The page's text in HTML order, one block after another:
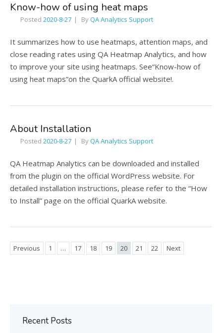
Know-how of using heat maps
Posted 2020-8-27 ByQA Analytics Support
It summarizes how to use heatmaps, attention maps, and
close reading rates using QA Heatmap Analytics, and how
to improve your site using heatmaps. See“Know-how of
using heat maps”on the QuarkA official website!.
About Installation
Posted 2020-8-27 ByQA Analytics Support
QA Heatmap Analytics can be downloaded and installed
from the plugin on the official WordPress website. For
detailed installation instructions, please refer to the “How
to Install” page on the official QuarkA website.
Previous 1 … 17 18 19 20 21 22 Next
Recent Posts